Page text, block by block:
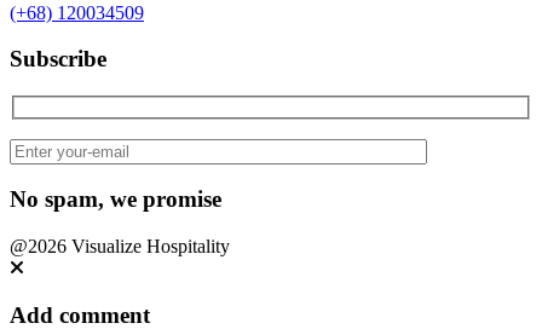
(+68) 120034509
Subscribe
No spam, we promise
@2026 Visualize Hospitality
Add comment